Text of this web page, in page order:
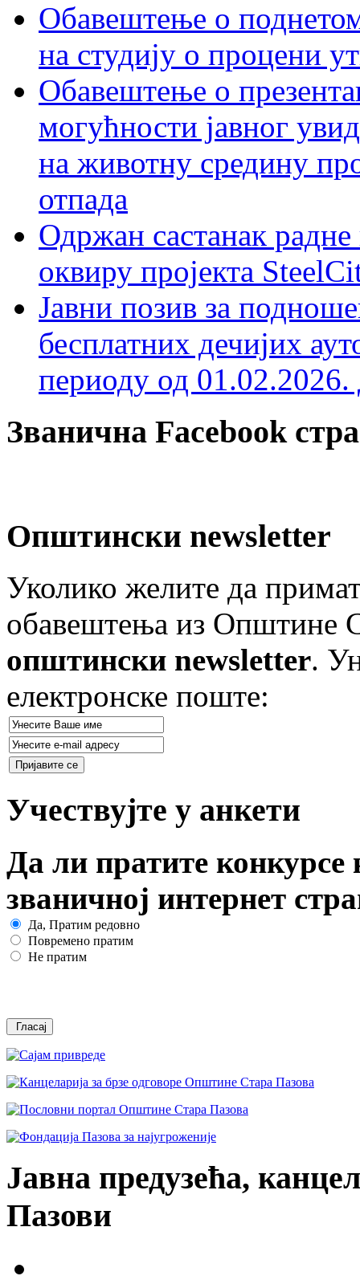
Обавештење о поднетом
на студију о процени
Обавештење о
могућности јавног
на животну средину
отпада
Одржан састанак
оквиру пројекта
Јавни позив за
бесплатних дечијих
периоду од
Званична Facebook
Општински newsletter
Уколико желите да
обавештења из Општине
општински newsletter.
електронске поште:
Учествујте у анкети
Да ли пратите конкурсе
званичној интернет
Да, Пратим редовно
Повремено пратим
Не пратим
Јавна предузећа,
Пазови